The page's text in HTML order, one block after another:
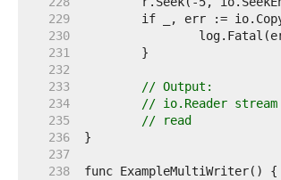
   229
   230
   231
   232
   233
// Output:
   234
// io.Reader
   235
// read
   236
   237
   238